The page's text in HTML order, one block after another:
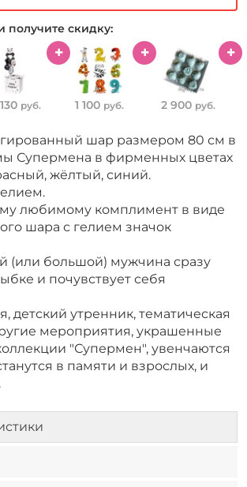
получите скидку:
руб. 1 100 руб. 2 900 руб.
шар размером 80 см в
Супермена в фирменных цветах
жёлтый, синий.
любимому комплимент в виде
шара с гелием значок
(или большой) мужчина сразу
и почувствует себя
детский утренник, тематическая
мероприятия, украшенные
"Супермен", увенчаются
в памяти и взрослых, и